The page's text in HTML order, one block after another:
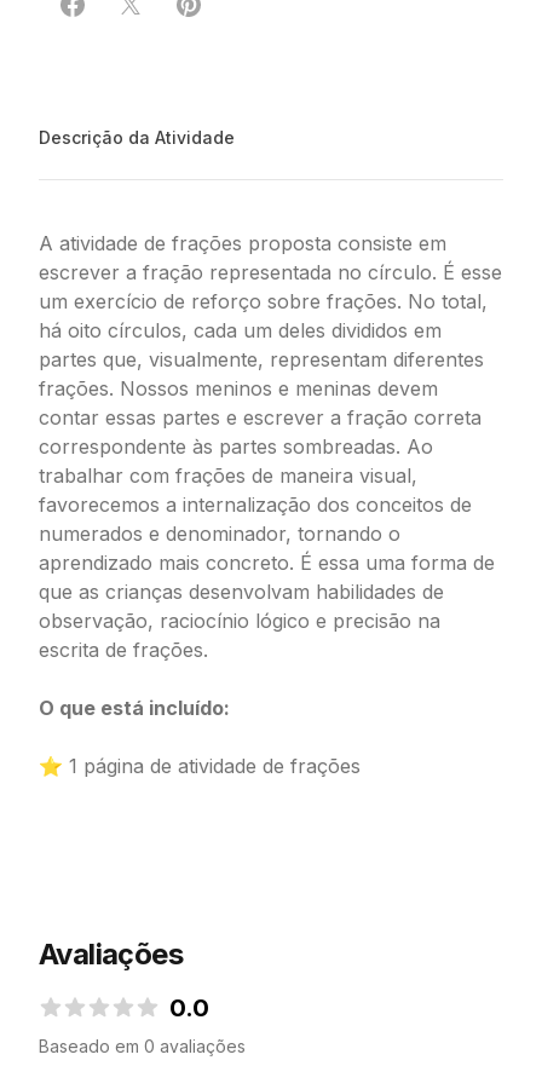
Compartilhar em Facebook
Compartilhar em X
Compartilhar em Pinterest
Descrição da Atividade
A atividade de frações proposta consiste em
escrever a fração representada no círculo. É esse
um exercício de reforço sobre frações. No total,
há oito círculos, cada um deles divididos em
partes que, visualmente, representam diferentes
frações. Nossos meninos e meninas devem
contar essas partes e escrever a fração correta
correspondente às partes sombreadas. Ao
trabalhar com frações de maneira visual,
favorecemos a internalização dos conceitos de
numerados e denominador, tornando o
aprendizado mais concreto. É essa uma forma de
que as crianças desenvolvam habilidades de
observação, raciocínio lógico e precisão na
escrita de frações.
O que está incluído:
⭐ 1 página de atividade de frações
Avaliações
0.0
Baseado em 0 avaliações